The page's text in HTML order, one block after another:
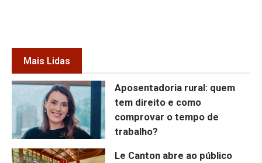
Mais Lidas
Aposentadoria rural: quem
tem direito e como
comprovar o tempo de
trabalho?
Le Canton abre ao público